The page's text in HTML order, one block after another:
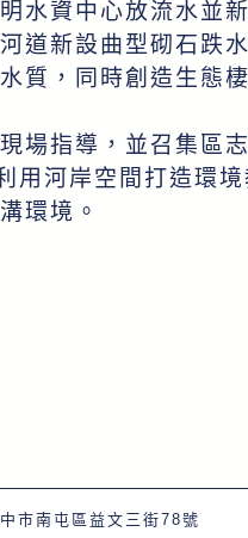
水資中心放流水並
道新設曲型砌石跌
質，同時創造生態
場指導，並召集區
用河岸空間打造環
環境。
市南屯區 益文三街78號